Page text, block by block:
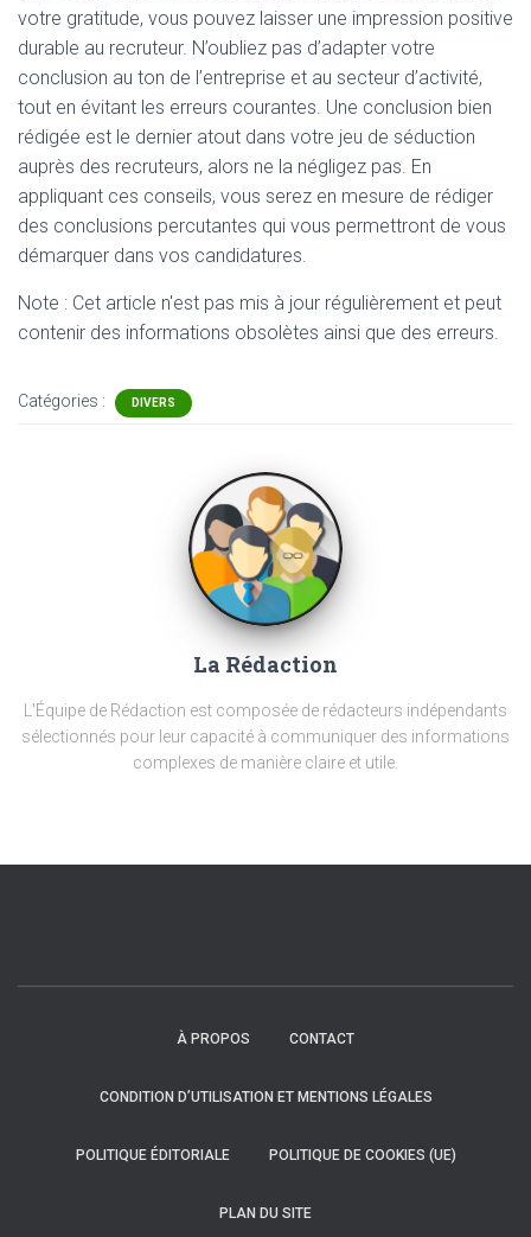
votre gratitude, vous pouvez laisser une impression positive
durable au recruteur. N’oubliez pas d’adapter votre
conclusion au ton de l’entreprise et au secteur d’activité,
tout en évitant les erreurs courantes. Une conclusion bien
rédigée est le dernier atout dans votre jeu de séduction
auprès des recruteurs, alors ne la négligez pas. En
appliquant ces conseils, vous serez en mesure de rédiger
des conclusions percutantes qui vous permettront de vous
démarquer dans vos candidatures.
Note : Cet article n'est pas mis à jour régulièrement et peut
contenir des informations obsolètes ainsi que des erreurs.
Catégories : DIVERS
La Rédaction
L'Équipe de Rédaction est composée de rédacteurs indépendants
sélectionnés pour leur capacité à communiquer des informations
complexes de manière claire et utile.
À PROPOS CONTACT
CONDITION D’UTILISATION ET MENTIONS LÉGALES
POLITIQUE ÉDITORIALE POLITIQUE DE COOKIES (UE)
PLAN DU SITE